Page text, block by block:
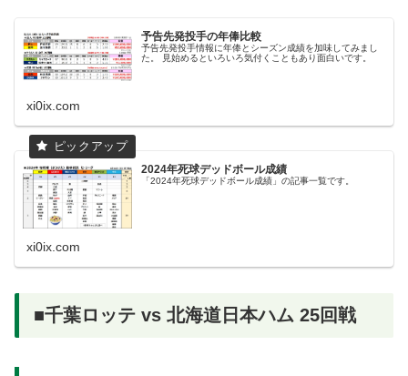
予告先発投手の年俸比較
予告先発投手情報に年俸とシーズン成績を加味してみまし
た。 見始めるといろいろ気付くこともあり面白いです。
xi0ix.com
2024年死球デッドボール成績
「2024年死球デッドボール成績」の記事一覧です。
xi0ix.com
■千葉ロッテ vs 北海道日本ハム 25回戦